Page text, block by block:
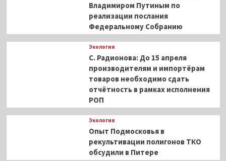
Владимиром Путиным по
реализации послания
Федеральному Собранию
Экология
С. Радионова: До 15 апреля
производителям и импортёрам
товаров необходимо сдать
отчётность в рамках исполнения
РОП
Экология
Опыт Подмосковья в
рекультивации полигонов ТКО
обсудили в Питере